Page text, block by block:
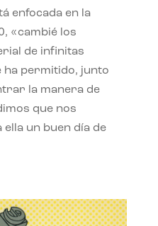
enfocada en la
«cambié los
de infinitas
ha permitido, junto
la manera de
que nos
un buen día de